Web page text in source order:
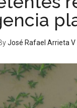
José Rafael Arrieta V